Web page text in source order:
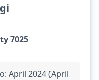
7025
April 2024 (April